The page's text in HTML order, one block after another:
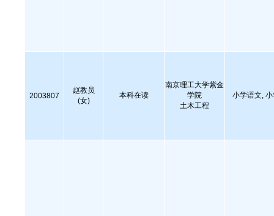
2003807
赵教员
(女)
本科在读
南京理工大学紫金
学院
土木工程
小学语文,